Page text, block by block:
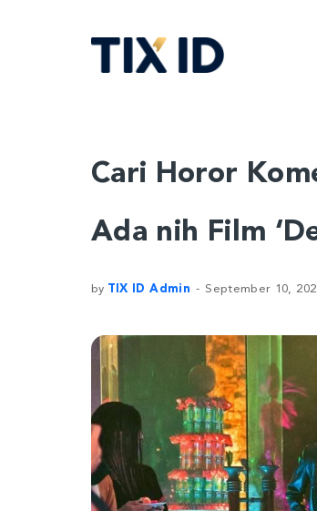
Cari Horor
Ada nih Film
by TIX ID Admin September 10,